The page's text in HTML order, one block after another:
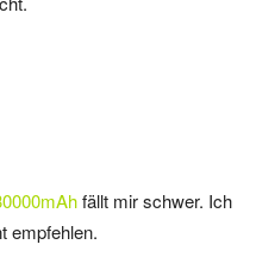
fällt mir schwer. Ich
empfehlen.